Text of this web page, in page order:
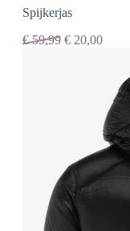
Spijkerjas
€59,99 € 20,00